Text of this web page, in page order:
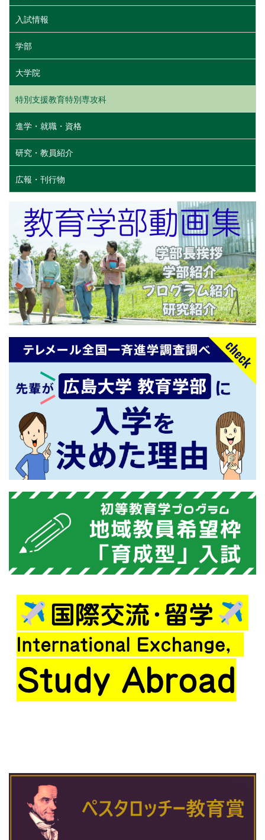
入試情報
学部
大学院
特別支援教育特別専攻科
進学・就職・資格
研究・教員紹介
広報・刊行物